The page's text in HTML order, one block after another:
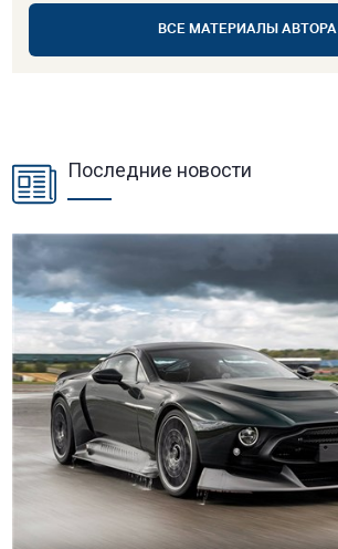
ВСЕ МАТЕРИАЛЫ АВТОРА
Последние новости